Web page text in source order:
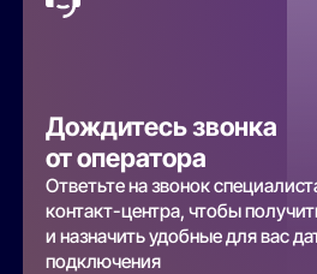
Дождитесь звонка
от оператора
Ответьте на звонок
контакт-центра, чтобы
и назначить удобные для вас
подключения